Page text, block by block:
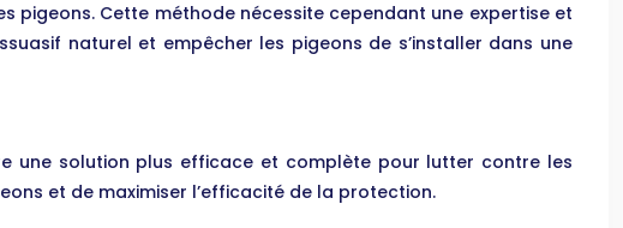
pigeons. Cette méthode nécessite cependant une expertise et
naturel et empêcher les pigeons de s’installer dans une
une solution plus efficace et complète pour lutter contre les
et de maximiser l’efficacité de la protection.